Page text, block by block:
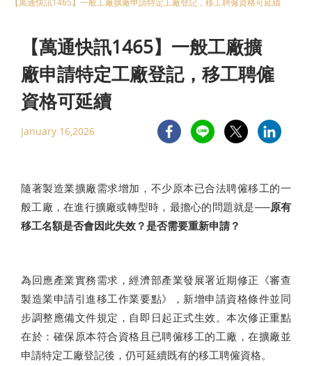
【萬通快訊1465】一般工廠擴
廠申請特定工廠登記，移工聘僱
資格可延續
January 16,2026
隨著製造業擴廠需求增加，不少原本已合法聘僱移工的一
般工廠，在進行擴廠或轉型時，最擔心的問題就是──原有
移工名額是否會因此失效？是否需要重新申請？
為回應產業實務需求，經濟部產業發展署近期修正《審查
製造業申請引進移工作業要點》，新增申請資格條件並同
步調整應備文件規定，自即日起正式生效。本次修正重點
在於：確保原本符合資格且已聘僱移工的工廠，在擴廠並
申請特定工廠登記後，仍可延續既有的移工聘僱資格。